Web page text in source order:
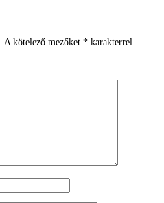
A kötelező mezőket * karakterrel